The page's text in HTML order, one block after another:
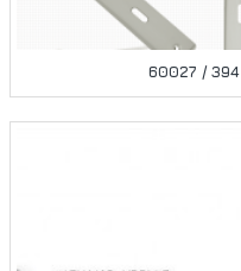
60027 / 394